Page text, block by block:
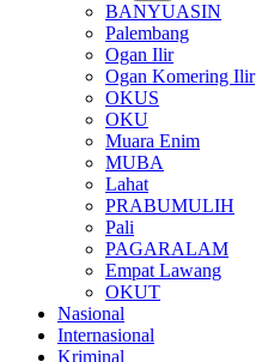
BANYUASIN
Palembang
Ogan Ilir
Ogan Komering Ilir
OKUS
OKU
Muara Enim
MUBA
Lahat
PRABUMULIH
Pali
PAGARALAM
Empat Lawang
OKUT
Nasional
Internasional
Kriminal